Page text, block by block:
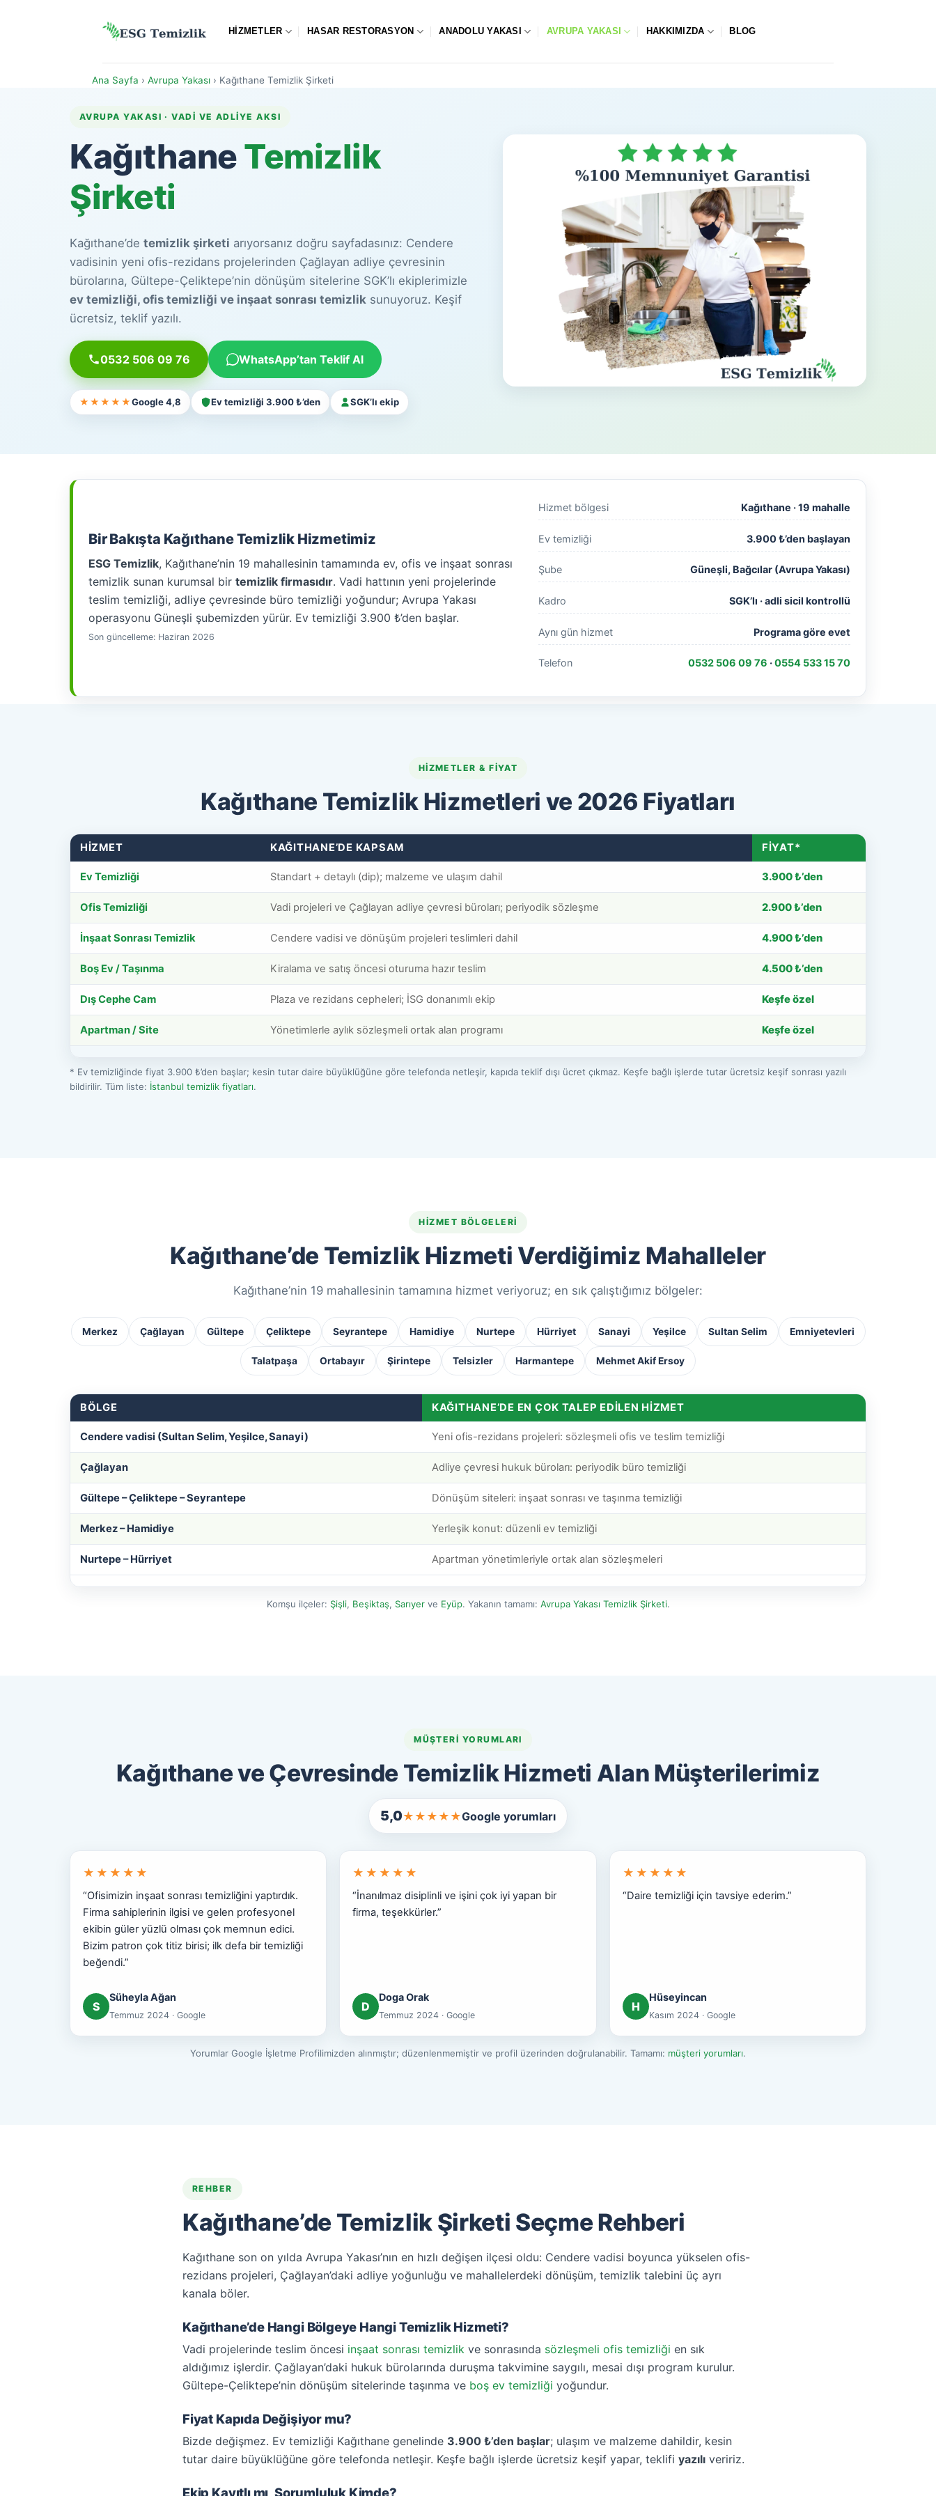
HIZMETLER HASAR RESTORASYON ANADOLU YAKASI AVRUPA YAKASI HAKKIMIZDA BLOG
Ana Sayfa › Avrupa Yakası › Kağıthane Temizlik Şirketi
AVRUPA YAKASI · VADI VE ADLIYE AKSI
KağıthaneTemizlik
Şirketi
Kağıthane’de temizlik şirketi arıyorsanız doğru sayfadasınız: Cendere
vadisinin yeni ofis-rezidans projelerinden Çağlayan adliye çevresinin
bürolarına, Gültepe-Çeliktepe’nin dönüşüm sitelerine SGK’lı ekiplerimizle
ev temizliği, ofis temizliği ve inşaat sonrası temizlik sunuyoruz. Keşif
ücretsiz, teklif yazılı.
0532 506 09 76 WhatsApp’tan Teklif Al
★★★★★Google 4,8 Ev temizliği 3.900 ₺’den SGK’lı ekip
Bir Bakışta Kağıthane Temizlik Hizmetimiz
ESG Temizlik, Kağıthane’nin 19 mahallesinin tamamında ev, ofis ve inşaat sonrası
temizlik sunan kurumsal bir temizlik firmasıdır. Vadi hattının yeni projelerinde
teslim temizliği, adliye çevresinde büro temizliği yoğundur; Avrupa Yakası
operasyonu Güneşli şubemizden yürür. Ev temizliği 3.900 ₺’den başlar.
Son güncelleme: Haziran 2026
Hizmet bölgesi Kağıthane · 19 mahalle
Ev temizliği 3.900 ₺’den başlayan
Şube Güneşli, Bağcılar (Avrupa Yakası)
Kadro SGK’lı · adli sicil kontrollü
Aynı gün hizmet Programa göre evet
Telefon 0532 506 09 76 ·0554 533 15 70
HIZMETLER & FIYAT
Kağıthane Temizlik Hizmetleri ve 2026 Fiyatları
HIZMET KAĞITHANE’DE KAPSAM FIYAT*
Ev Temizliği Standart + detaylı (dip); malzeme ve ulaşım dahil 3.900 ₺’den
Ofis Temizliği Vadi projeleri ve Çağlayan adliye çevresi büroları; periyodik sözleşme 2.900 ₺’den
İnşaat Sonrası Temizlik Cendere vadisi ve dönüşüm projeleri teslimleri dahil 4.900 ₺’den
Boş Ev / Taşınma Kiralama ve satış öncesi oturuma hazır teslim 4.500 ₺’den
Dış Cephe Cam Plaza ve rezidans cepheleri; İSG donanımlı ekip Keşfe özel
Apartman / Site Yönetimlerle aylık sözleşmeli ortak alan programı Keşfe özel
* Ev temizliğinde fiyat 3.900 ₺’den başlar; kesin tutar daire büyüklüğüne göre telefonda netleşir, kapıda teklif dışı ücret çıkmaz. Keşfe bağlı işlerde tutar ücretsiz keşif sonrası yazılı
bildirilir. Tüm liste: İstanbul temizlik fiyatları.
HIZMET BÖLGELERI
Kağıthane’de Temizlik Hizmeti Verdiğimiz Mahalleler
Kağıthane’nin 19 mahallesinin tamamına hizmet veriyoruz; en sık çalıştığımız bölgeler:
Merkez Çağlayan Gültepe Çeliktepe Seyrantepe Hamidiye Nurtepe Hürriyet Sanayi Yeşilce Sultan Selim Emniyetevleri
Talatpaşa Ortabayır Şirintepe Telsizler Harmantepe Mehmet Akif Ersoy
BÖLGE KAĞITHANE’DE EN ÇOK TALEP EDILEN HIZMET
Cendere vadisi (Sultan Selim, Yeşilce, Sanayi) Yeni ofis-rezidans projeleri: sözleşmeli ofis ve teslim temizliği
Çağlayan Adliye çevresi hukuk büroları: periyodik büro temizliği
Gültepe – Çeliktepe – Seyrantepe Dönüşüm siteleri: inşaat sonrası ve taşınma temizliği
Merkez – Hamidiye Yerleşik konut: düzenli ev temizliği
Nurtepe – Hürriyet Apartman yönetimleriyle ortak alan sözleşmeleri
Komşu ilçeler: Şişli, Beşiktaş, Sarıyerve Eyüp. Yakanın tamamı: Avrupa Yakası Temizlik Şirketi.
MÜŞTERI YORUMLARI
Kağıthane ve Çevresinde Temizlik Hizmeti Alan Müşterilerimiz
5,0★★★★★Google yorumları
★★★★★
“Ofisimizin inşaat sonrası temizliğini yaptırdık.
Firma sahiplerinin ilgisi ve gelen profesyonel
ekibin güler yüzlü olması çok memnun edici.
Bizim patron çok titiz birisi; ilk defa bir temizliği
beğendi.”
S
Süheyla Ağan
Temmuz 2024 · Google
★★★★★
“İnanılmaz disiplinli ve işini çok iyi yapan bir
firma, teşekkürler.”
D
Doga Orak
Temmuz 2024 · Google
★★★★★
“Daire temizliği için tavsiye ederim.”
H
Hüseyincan
Kasım 2024 · Google
Yorumlar Google İşletme Profilimizden alınmıştır; düzenlenmemiştir ve profil üzerinden doğrulanabilir. Tamamı: müşteri yorumları.
REHBER
Kağıthane’de Temizlik Şirketi Seçme Rehberi
Kağıthane son on yılda Avrupa Yakası’nın en hızlı değişen ilçesi oldu: Cendere vadisi boyunca yükselen ofis-
rezidans projeleri, Çağlayan’daki adliye yoğunluğu ve mahallelerdeki dönüşüm, temizlik talebini üç ayrı
kanala böler.
Kağıthane’de Hangi Bölgeye Hangi Temizlik Hizmeti?
Vadi projelerinde teslim öncesi inşaat sonrası temizlik ve sonrasında sözleşmeli ofis temizliği en sık
aldığımız işlerdir. Çağlayan’daki hukuk bürolarında duruşma takvimine saygılı, mesai dışı program kurulur.
Gültepe-Çeliktepe’nin dönüşüm sitelerinde taşınma ve boş ev temizliği yoğundur.
Fiyat Kapıda Değişiyor mu?
Bizde değişmez. Ev temizliği Kağıthane genelinde 3.900 ₺’den başlar; ulaşım ve malzeme dahildir, kesin
tutar daire büyüklüğüne göre telefonda netleşir. Keşfe bağlı işlerde ücretsiz keşif yapar, teklifi yazılı veririz.
Ekip Kayıtlı mı, Sorumluluk Kimde?